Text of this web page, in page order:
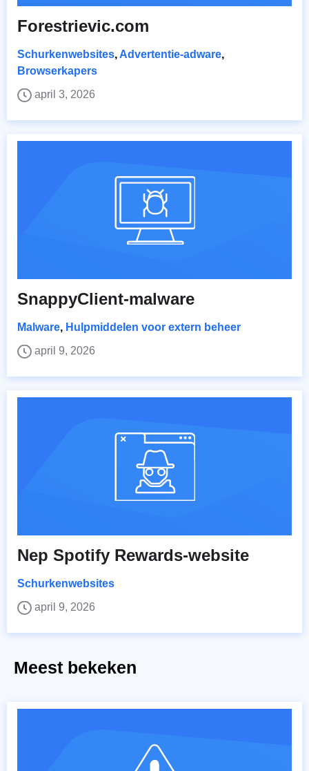
Forestrievic.com
Schurkenwebsites, Advertentie-adware,
Browserkapers
april 3, 2026
SnappyClient-malware
Malware, Hulpmiddelen voor extern beheer
april 9, 2026
Nep Spotify Rewards-website
Schurkenwebsites
april 9, 2026
Meest bekeken